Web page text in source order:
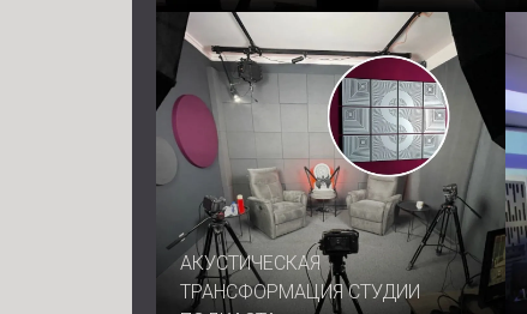
АКУСТИЧЕСКАЯ
ТРАНСФОРМАЦИЯ СТУДИИ